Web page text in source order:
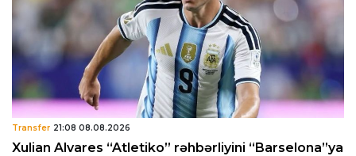
Transfer 21:08 08.08.2026
Xulian Alvares “Atletiko” rəhbərliyini “Barselona”ya